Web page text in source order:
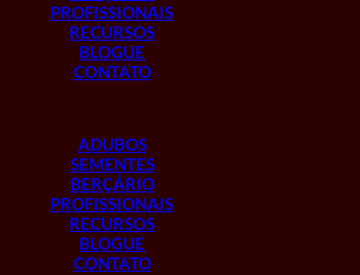
PROFISSIONAIS
RECURSOS
BLOGUE
CONTATO
ADUBOS
SEMENTES
BERÇÁRIO
PROFISSIONAIS
RECURSOS
BLOGUE
CONTATO